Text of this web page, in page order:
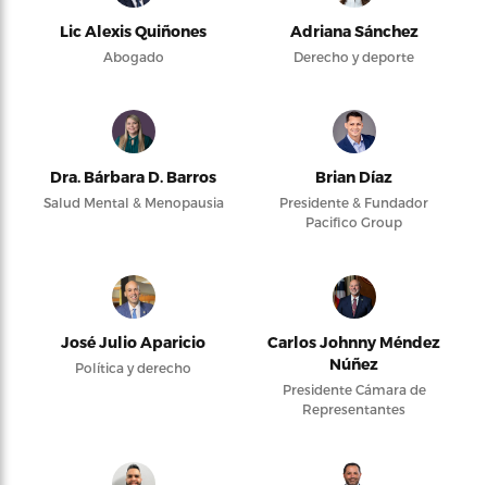
Lic Alexis Quiñones
Abogado
Adriana Sánchez
Derecho y deporte
Dra. Bárbara D. Barros
Salud Mental & Menopausia
Brian Díaz
Presidente & Fundador
Pacifico Group
José Julio Aparicio
Política y derecho
Carlos Johnny Méndez
Núñez
Presidente Cámara de
Representantes